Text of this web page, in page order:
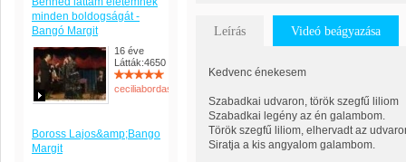
minden boldogságát -
Bangó Margit
16 éve
Látták:4650
ceciliabordas
Boross Lajos&amp;Bango
Margit
Leírás Videó beágyazása
Kedvenc énekesem
Szabadkai udvaron, török szegfű liliom
Szabadkai legény az én galambom.
Török szegfű liliom, elhervadt az
Siratja a kis angyalom galambom.